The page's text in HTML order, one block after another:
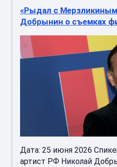
«Рыдал с Мерзликиным
Добрынин о съемках
Дата: 25 июня 2026
артист РФ Николай